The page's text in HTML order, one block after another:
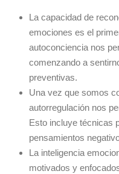
La capacidad de
emociones es el
autoconciencia nos
comenzando a
preventivas.
Una vez que somos
autorregulación nos
Esto incluye técnicas
pensamientos
La inteligencia
motivados y